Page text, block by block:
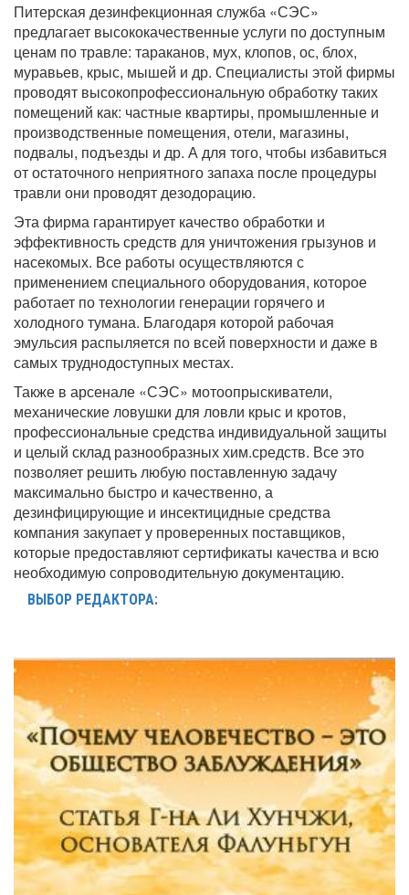
Питерская дезинфекционная служба «СЭС»
предлагает высококачественные услуги по доступным
ценам по травле: тараканов, мух, клопов, ос, блох,
муравьев, крыс, мышей и др. Специалисты этой фирмы
проводят высокопрофессиональную обработку таких
помещений как: частные квартиры, промышленные и
производственные помещения, отели, магазины,
подвалы, подъезды и др. А для того, чтобы избавиться
от остаточного неприятного запаха после процедуры
травли они проводят дезодорацию.
Эта фирма гарантирует качество обработки и
эффективность средств для уничтожения грызунов и
насекомых. Все работы осуществляются с
применением специального оборудования, которое
работает по технологии генерации горячего и
холодного тумана. Благодаря которой рабочая
эмульсия распыляется по всей поверхности и даже в
самых труднодоступных местах.
Также в арсенале «СЭС» мотоопрыскиватели,
механические ловушки для ловли крыс и кротов,
профессиональные средства индивидуальной защиты
и целый склад разнообразных хим.средств. Все это
позволяет решить любую поставленную задачу
максимально быстро и качественно, а
дезинфицирующие и инсектицидные средства
компания закупает у проверенных поставщиков,
которые предоставляют сертификаты качества и всю
необходимую сопроводительную документацию.
ВЫБОР РЕДАКТОРА: